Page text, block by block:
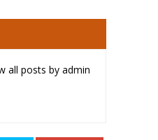
all posts by admin